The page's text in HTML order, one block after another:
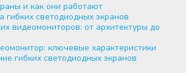
и как они работают
светодиодных экранов
видеомониторов: от архитектуры до
ключевые характеристики
гибких светодиодных экранов